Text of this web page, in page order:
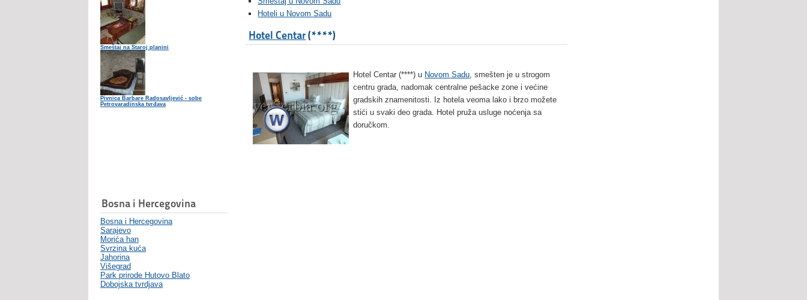
Smeštaj na Staroj planini
Pivnica Barbare Radosavljević - sobe
Petrovaradinska tvrđava
Bosna i Hercegovina
Bosna i Hercegovina
Sarajevo
Morića han
Svrzina kuća
Jahorina
Višegrad
Park prirode Hutovo Blato
Dobojska tvrdjava
Hoteli u Novom Sadu
Hotel Centar(****)
Hotel Centar (****) u Novom Sadu, smešten je u strogom
centru grada, nadomak centralne pešacke zone i većine
gradskih znamenitosti. Iz hotela veoma lako i brzo možete
stići u svaki deo grada. Hotel pruža usluge noćenja sa
doručkom.